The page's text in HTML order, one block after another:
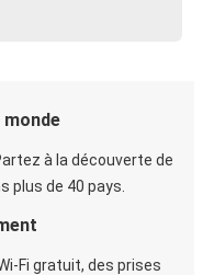
à la découverte de
plus de 40 pays.
Fi gratuit, des prises